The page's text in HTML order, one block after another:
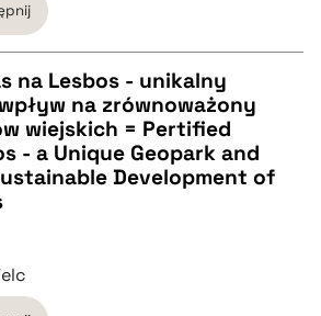
na Lesbos - unikalny
na zrównoważony
wiejskich = Pertified
- a Unique Geopark and
Development of